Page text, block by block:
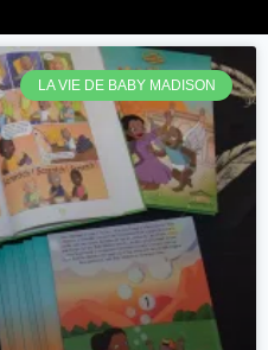
LA VIE DE BABY MADISON